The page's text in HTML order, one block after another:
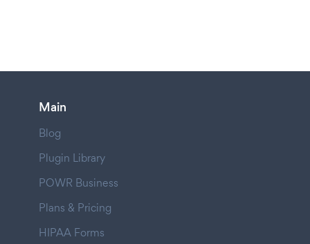
Main
Blog
Plugin Library
POWR Business
Plans & Pricing
HIPAA Forms